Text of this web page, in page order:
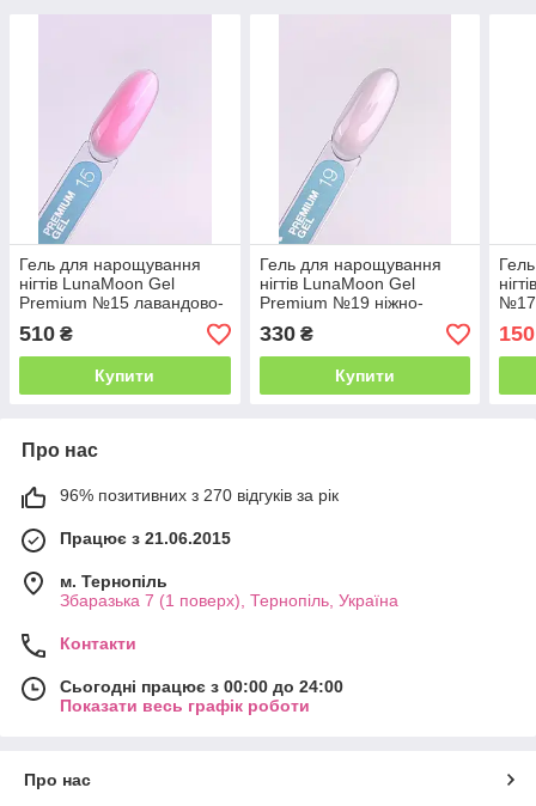
Гель для нарощування
нігтів LunaMoon Gel
Premium №15 лавандово-
рожевий, 30 мл
510 ₴
Купити
Гель для нарощування
нігтів LunaMoon Gel
Premium №19 ніжно-
рожевий, 15 мл
330₴
Купити
№17
150
Про нас
96% позитивних з 270 відгуків за рік
Працює з 21.06.2015
м. Тернопіль
Збаразька 7 (1 поверх), Тернопіль, Україна
Контакти
Сьогодні працює з 00:00 до 24:00
Показати весь графік роботи
Про нас